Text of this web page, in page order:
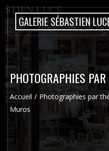
GALERIE SÉBASTIEN
PHOTOGRAPHIES
Accueil Photographies par
Muros